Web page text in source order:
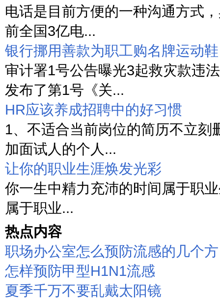
电话是目前方便的一种沟通方式
前全国3亿电...
银行挪用善款为职工购名牌运动鞋
审计署1号公告曝光3起救灾款违
发布了第1号《关...
HR应该养成招聘中的好习惯
1、不适合当前岗位的简历不立
加面试人的个人...
让你的职业生涯焕发光彩
你一生中精力充沛的时间属于职
属于职业...
热点内容
职场办公室怎么预防流感的几个方
怎样预防甲型H1N1流感
夏季千万不要乱戴太阳镜